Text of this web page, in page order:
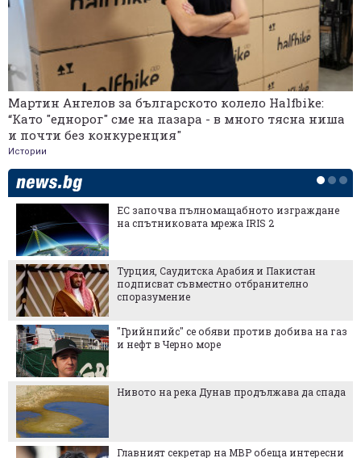
Мартин Ангелов за българското колело Halfbike:
“Като "еднорог" сме на пазара - в много тясна ниша
и почти без конкуренция"
Истории
ЕС започва пълномащабното изграждане
на спътниковата мрежа IRIS 2
Турция, Саудитска Арабия и Пакистан
подписват съвместно отбранително
споразумение
"Грийнпийс" се обяви против добива на газ
и нефт в Черно море
Нивото на река Дунав продължава да спада
Главният секретар на МВР обеща интересни